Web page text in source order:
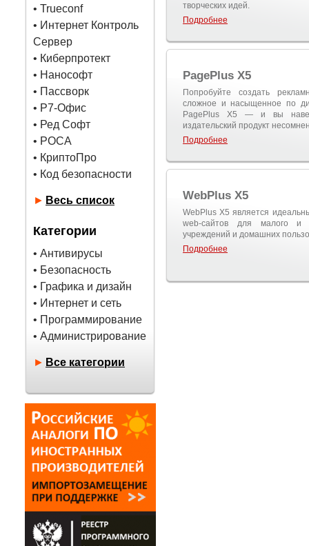
• Trueconf
• Интернет Контроль
Сервер
• Киберпротект
• Нанософт
• Пассворк
• Р7-Офис
• Ред Софт
• РОСА
• КриптоПро
• Код безопасности
► Весь список
Категории
• Антивирусы
• Безопасность
• Графика и дизайн
• Интернет и сеть
• Программирование
• Администрирование
► Все категории
творческих идей.
Подробнее
PagePlus X5
Попробуйте создать
сложное и насыщенное по
PagePlus X5 — и вы
издательский продукт
Подробнее
WebPlus X5
WebPlus X5 является
web-сайтов для малого и
учреждений и домашних
Подробнее